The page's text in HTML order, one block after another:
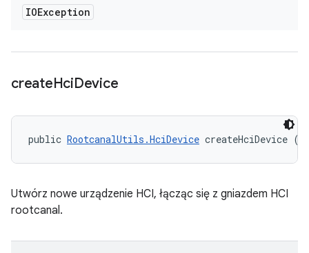
IOException
createHciDevice
public RootcanalUtils.HciDevice createHciDevice ()
Utwórz nowe urządzenie HCI, łącząc się z gniazdem HCI
rootcanal.